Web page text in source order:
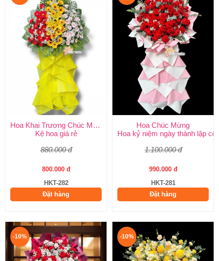
Hoa Khai Trương Chúc Mừng
Kệ hoa giá rẻ
880.000 đ
800.000 đ
HKT-282
Đặt hàng
Hoa Chúc Mừng
Hoa kỷ niệm ngày thành lập
1.100.000 đ
990.000 đ
HKT-281
Đặt hàng
-10% -10%